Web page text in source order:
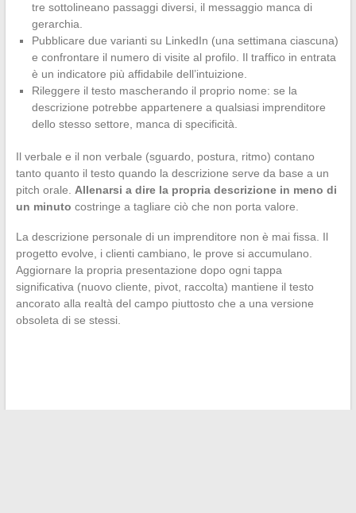
tre sottolineano passaggi diversi, il messaggio manca di
gerarchia.
Pubblicare due varianti su LinkedIn (una settimana ciascuna)
e confrontare il numero di visite al profilo. Il traffico in entrata
è un indicatore più affidabile dell’intuizione.
Rileggere il testo mascherando il proprio nome: se la
descrizione potrebbe appartenere a qualsiasi imprenditore
dello stesso settore, manca di specificità.
Il verbale e il non verbale (sguardo, postura, ritmo) contano
tanto quanto il testo quando la descrizione serve da base a un
pitch orale. Allenarsi a dire la propria descrizione in meno di
un minuto costringe a tagliare ciò che non porta valore.
La descrizione personale di un imprenditore non è mai fissa. Il
progetto evolve, i clienti cambiano, le prove si accumulano.
Aggiornare la propria presentazione dopo ogni tappa
significativa (nuovo cliente, pivot, raccolta) mantiene il testo
ancorato alla realtà del campo piuttosto che a una versione
obsoleta di se stessi.